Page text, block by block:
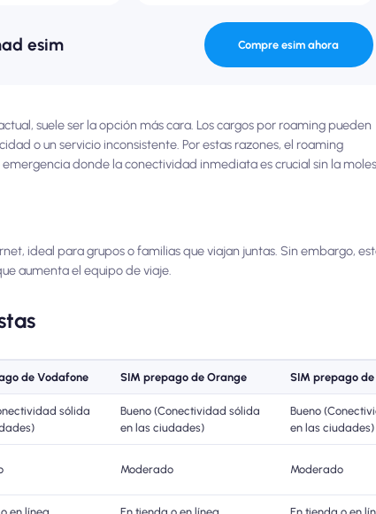
esim Compre esim ahora
suele ser la opción más cara. Los cargos por roaming pueden
o un servicio inconsistente. Por estas razones, el roaming
donde la conectividad inmediata es crucial sin la
ideal para grupos o familias que viajan juntas. Sin embargo,
aumenta el equipo de viaje.
de Vodafone SIM prepago de Orange SIM prepago de
sólida
Bueno (Conectividad sólida
en las ciudades)
Bueno
en las ciudades)
Moderado Moderado